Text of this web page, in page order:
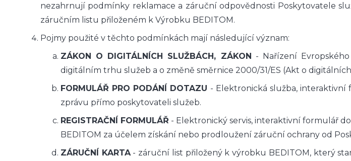
nezahrnují podmínky reklamace a záruční odpovědnosti Poskytovatele
záručním listu přiloženém k Výrobku BEDITOM.
Pojmy použité v těchto podmínkách mají následující význam:
ZÁKON O DIGITÁLNÍCH SLUŽBÁCH, ZÁKON - Nařízení
digitálním trhu služeb a o změně směrnice 2000/31/ES (Akt o digitálních
FORMULÁŘ PRO PODÁNÍ DOTAZU - Elektronická služba,
zprávu přímo poskytovateli služeb.
REGISTRAČNÍ FORMULÁŘ - Elektronický servis, interaktivní formulář
BEDITOM za účelem získání nebo prodloužení záruční ochrany od
ZÁRUČNÍ KARTA- záruční list přiložený k výrobku BEDITOM, který